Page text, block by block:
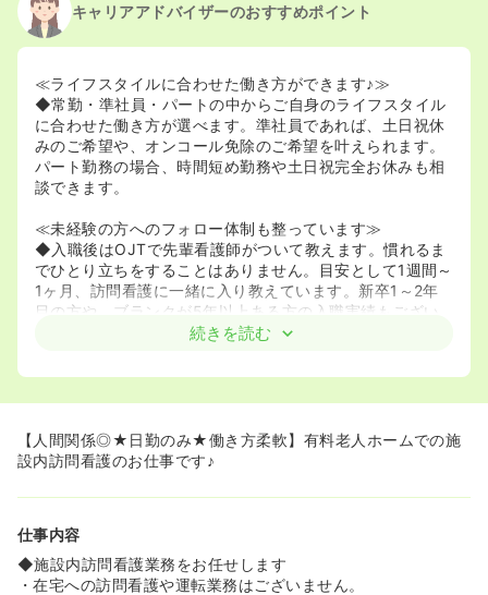
キャリアアドバイザーのおすすめポイント
≪ライフスタイルに合わせた働き方ができます♪≫
◆常勤・準社員・パートの中からご自身のライフスタイル
に合わせた働き方が選べます。準社員であれば、土日祝休
みのご希望や、オンコール免除のご希望を叶えられます。
パート勤務の場合、時間短め勤務や土日祝完全お休みも相
談できます。
≪未経験の方へのフォロー体制も整っています≫
◆入職後はOJTで先輩看護師がついて教えます。慣れるま
でひとり立ちをすることはありません。目安として1週間～
1ヶ月、訪問看護に一緒に入り教えています。新卒1～2年
目の方や、ブランクが5年以上ある方の入職実績もござい
います。
≪長く勤められる環境です≫
務がないことやオンコールなしで勤務ができるため、身体
◆産休育休実績がございます！施設長や会社の考えとし
て、｀家庭を大切にできないと仕事も大切にできない”なの
で、家庭第一優先で皆さん働いています。男性看護師さん
続きを読む
【人間関係◎★日勤のみ★働き方柔軟】有料老人ホームでの施
設内訪問看護のお仕事です♪
仕事内容
◆施設内訪問看護業務をお任せします
・在宅への訪問看護や運転業務はございません。